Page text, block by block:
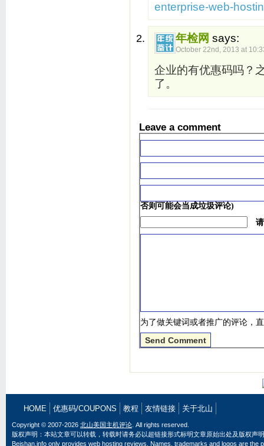
enterprise-web-
年检网 says:
October 22nd, 2013 at
企业的有优惠码吗？
了。
Leave a comment
否则可能会当成垃圾评论)
为了做关键词或者推广的评论，
HOME 优惠码/COUPONS 教程 友情链接 关于北山
Copyright © 2007-2026 北山美国主机评论 . All rights reserved.
版权声明：本站文章可以转载，转载时请务必以超链接形式标明文章原始出处及版权声
Beishan.info only provides web hosting reviews. Names, trademarks and logos are